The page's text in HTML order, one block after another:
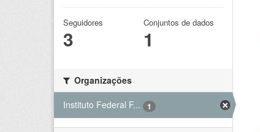
Seguidores
3
Conjuntos de dados
1
Organizações
Instituto Federal F...
1